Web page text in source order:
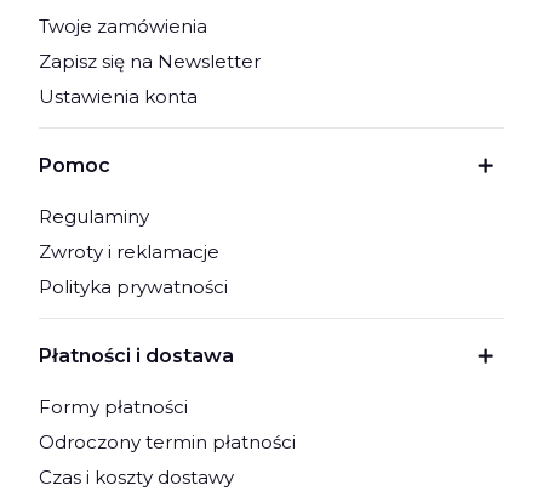
Twoje zamówienia
Zapisz się na Newsletter
Ustawienia konta
Pomoc
Regulaminy
Zwroty i reklamacje
Polityka prywatności
Płatności i dostawa
Formy płatności
Odroczony termin płatności
Czas i koszty dostawy